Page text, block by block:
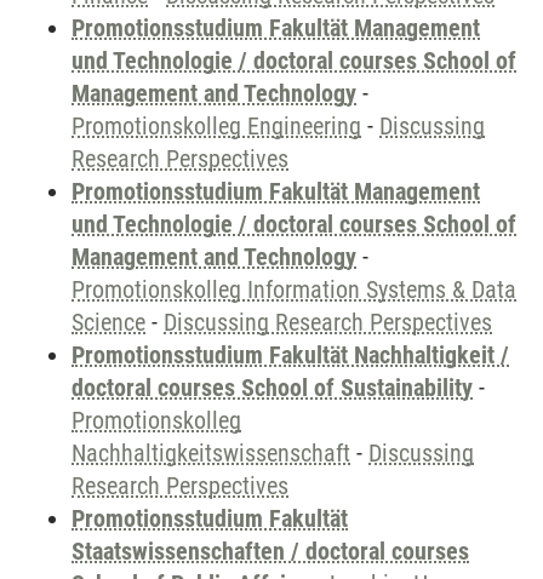
Promotionsstudium Fakultät Management
und Technologie / doctoral courses School of
Management and Technology -
Promotionskolleg Engineering - Discussing
Research Perspectives
Promotionsstudium Fakultät Management
und Technologie / doctoral courses School of
Management and Technology -
Promotionskolleg Information Systems & Data
Science - Discussing Research Perspectives
Promotionsstudium Fakultät Nachhaltigkeit /
doctoral courses School of Sustainability -
Promotionskolleg
Nachhaltigkeitswissenschaft - Discussing
Research Perspectives
Promotionsstudium Fakultät
Staatswissenschaften / doctoral courses